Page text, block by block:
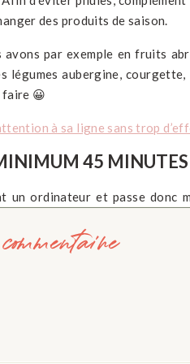
des produits de saison.
par exemple en fruits
légumes aubergine,
faire 😀
à sa ligne sans trop
45 MINUTES
un ordinateur et passe donc
Santé de mon